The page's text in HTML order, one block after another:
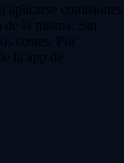
aplicarse comisiones
de la misma. Sin
costes. Por
la app de